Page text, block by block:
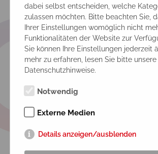
Unser
dabei selbst entscheiden, welche
zulassen möchten. Bitte beachten Sie,
Ihrer Einstellungen womöglich nicht
Funktionalitäten der Website zur
Sie können Ihre Einstellungen jederzeit
mehr zu erfahren, lesen Sie bitte unsere
Datenschutzhinweise.
Notwendig
Externe Medien
Details anzeigen/ausblenden